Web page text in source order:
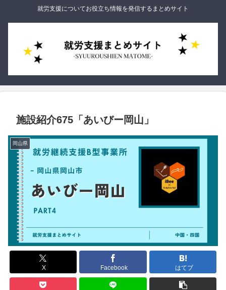
就労支援についてお役立ち情報を発信するまとめサイト
施設紹介675「あいびー岡山」
岡山県
X Facebook はてブ